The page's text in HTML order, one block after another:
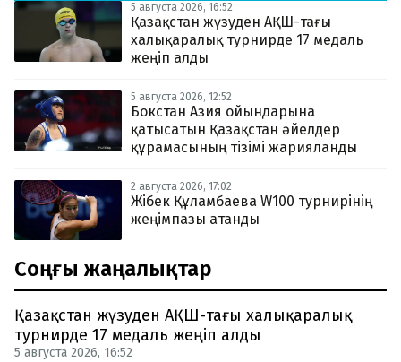
5 августа 2026, 16:52
Қазақстан жүзуден АҚШ-тағы
халықаралық турнирде 17 медаль
жеңіп алды
5 августа 2026, 12:52
Бокстан Азия ойындарына
қатысатын Қазақстан әйелдер
құрамасының тізімі жарияланды
2 августа 2026, 17:02
Жібек Құламбаева W100 турнирінің
жеңімпазы атанды
Соңғы жаңалықтар
Қазақстан жүзуден АҚШ-тағы халықаралық
турнирде 17 медаль жеңіп алды
5 августа 2026, 16:52